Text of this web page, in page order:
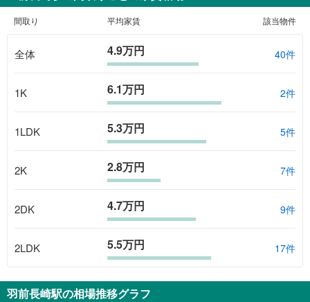
間取り 平均家賃 該当物件
全体 4.9万円 40件
1K 6.1万円 2件
1LDK 5.3万円 5件
2K 2.8万円 7件
2DK 4.7万円 9件
2LDK 5.5万円 17件
羽前長崎駅の相場推移グラフ